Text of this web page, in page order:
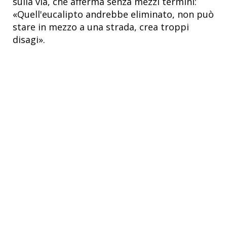
«Quell'eucalipto andrebbe eliminato, non può
stare in mezzo a una strada, crea troppi
disagi».